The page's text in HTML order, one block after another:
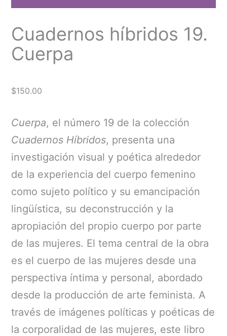
Cuadernos híbridos 19.
Cuerpa
$150.00
Cuerpa, el número 19 de la colección
Cuadernos Híbridos, presenta una
investigación visual y poética alrededor
de la experiencia del cuerpo femenino
como sujeto político y su emancipación
lingüística, su deconstrucción y la
apropiación del propio cuerpo por parte
de las mujeres. El tema central de la obra
es el cuerpo de las mujeres desde una
perspectiva íntima y personal, abordado
desde la producción de arte feminista. A
través de imágenes políticas y poéticas de
la corporalidad de las mujeres, este libro